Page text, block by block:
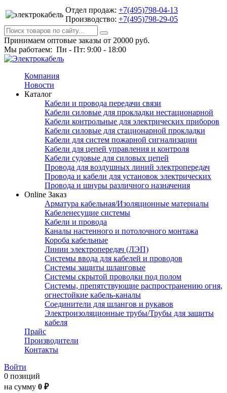
Отдел продаж: +7(495)798-04-13
Производство: +7(495)798-29-05
Принимаем оптовые заказы от 20000 руб.
Мы работаем: Пн - Пт: 9:00 - 18:00
Компания
Новости
Каталог
Кабели и провода передачи связи
Кабели силовые для прокладки нестационарной
Кабели контрольные для электрических приборов
Кабели силовые для стационарной прокладки
Кабели для систем пожарной сигнализации
Кабели для цепей управления и контроля
Кабели судовые для силовых цепей
Провода для воздушных линий электропередач
Провода и кабели для установок электрических
Провода и шнуры различного назначения
Online Заказ
Арматура кабельная/Изоляционные материалы
Кабеленесущие системы
Кабели и провода
Каналы настенного и потолочного монтажа
Короба кабельные
Линии электропередач (ЛЭП)
Системы ввода для кабелей и проводов
Системы защиты шланговые
Системы скрытой проводки под полом
Системы, препятствующие распространению огня,
огнестойкие кабель-каналы
Соединители для шлангов и рукавов
Электроизоляционные трубы/Трубы для защиты
кабеля
Прайс
Производители
Контакты
Войти
0 позиций
на сумму 0 ₽